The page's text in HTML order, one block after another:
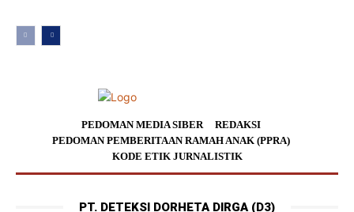
PEDOMAN MEDIA SIBER
REDAKSI
PEDOMAN PEMBERITAAN RAMAH ANAK (PPRA)
KODE ETIK JURNALISTIK
PT. DETEKSI DORHETA DIRGA (D3)